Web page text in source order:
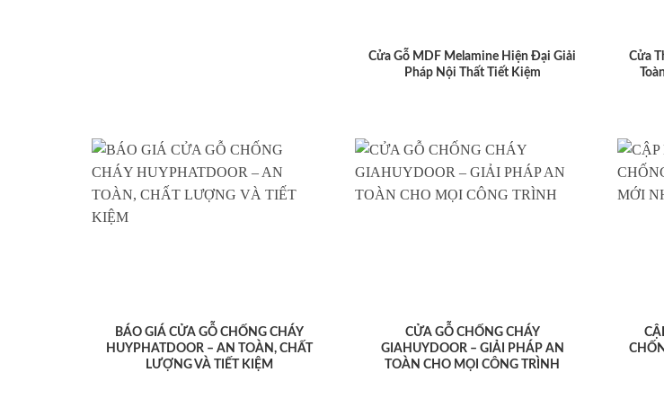
Cửa Gỗ MDF Melamine Hiện Đại Giải
Pháp Nội Thất Tiết Kiệm
Cửa
BÁO GIÁ CỬA GỖ CHỐNG CHÁY
HUYPHATDOOR – AN TOÀN, CHẤT
LƯỢNG VÀ TIẾT KIỆM
CỬA GỖ CHỐNG CHÁY
GIAHUYDOOR – GIẢI PHÁP AN
TOÀN CHO MỌI CÔNG TRÌNH